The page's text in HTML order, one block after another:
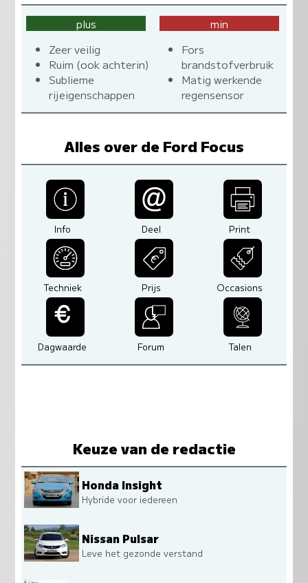
plus
Zeer veilig
Ruim (ook achterin)
Sublieme
rijeigenschappen
min
Fors
brandstofverbruik
Matig werkende
regensensor
Alles over de Ford Focus
Info Deel Print
Techniek Prijs Occasions
Dagwaarde Forum Talen
Keuze van de redactie
Honda Insight
Hybride voor iedereen
Nissan Pulsar
Leve het gezonde verstand